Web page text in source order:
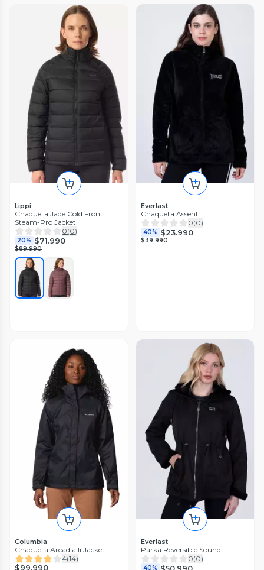
Lippi
Chaqueta Jade Cold Front
Steam-Pro Jacket
0(0)
20% $71.990
$89.990
Everlast
Chaqueta Assent
0(0)
40% $23.990
$39.990
Columbia
Chaqueta Arcadia Ii Jacket
4(14)
$99.990
Everlast
Parka Reversible Sound
0(0)
40% $50.990